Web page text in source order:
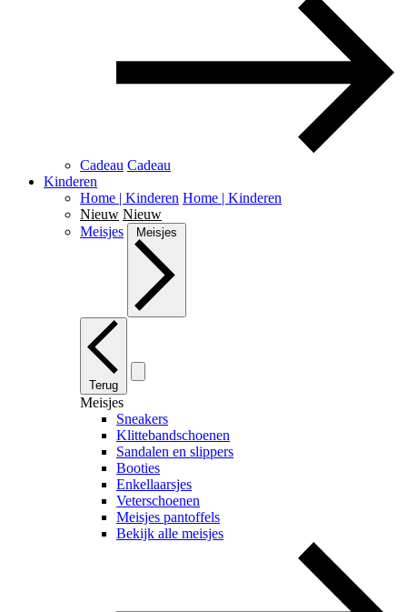
Cadeau Cadeau
Kinderen
Home | Kinderen Home | Kinderen
Nieuw Nieuw
Meisjes
Meisjes
Terug
Meisjes
Sneakers
Klittebandschoenen
Sandalen en slippers
Booties
Enkellaarsjes
Veterschoenen
Meisjes pantoffels
Bekijk alle meisjes